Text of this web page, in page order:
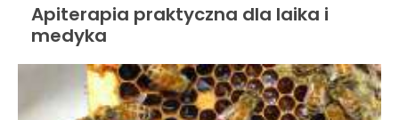
Apiterapia praktyczna dla laika i
medyka